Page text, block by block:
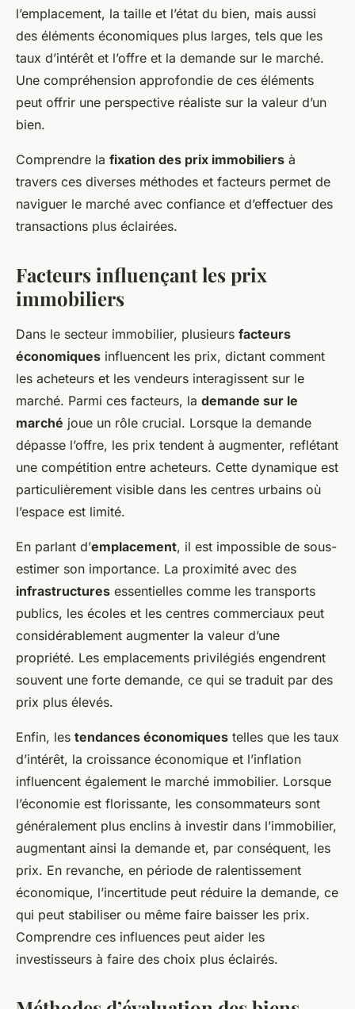
l’emplacement, la taille et l’état du bien, mais aussi
des éléments économiques plus larges, tels que les
taux d’intérêt et l’offre et la demande sur le marché.
Une compréhension approfondie de ces éléments
peut offrir une perspective réaliste sur la valeur d’un
bien.
Comprendre la fixation des prix immobiliers à
travers ces diverses méthodes et facteurs permet de
naviguer le marché avec confiance et d’effectuer des
transactions plus éclairées.
Facteurs influençant les prix
immobiliers
Dans le secteur immobilier, plusieurs facteurs
économiques influencent les prix, dictant comment
les acheteurs et les vendeurs interagissent sur le
marché. Parmi ces facteurs, la demande sur le
marché joue un rôle crucial. Lorsque la demande
dépasse l’offre, les prix tendent à augmenter, reflétant
une compétition entre acheteurs. Cette dynamique est
particulièrement visible dans les centres urbains où
l’espace est limité.
En parlant d’emplacement, il est impossible de sous-
estimer son importance. La proximité avec des
infrastructures essentielles comme les transports
publics, les écoles et les centres commerciaux peut
considérablement augmenter la valeur d’une
propriété. Les emplacements privilégiés engendrent
souvent une forte demande, ce qui se traduit par des
prix plus élevés.
Enfin, les tendances économiques telles que les taux
d’intérêt, la croissance économique et l’inflation
influencent également le marché immobilier. Lorsque
l’économie est florissante, les consommateurs sont
généralement plus enclins à investir dans l’immobilier,
augmentant ainsi la demande et, par conséquent, les
prix. En revanche, en période de ralentissement
économique, l’incertitude peut réduire la demande, ce
qui peut stabiliser ou même faire baisser les prix.
Comprendre ces influences peut aider les
investisseurs à faire des choix plus éclairés.